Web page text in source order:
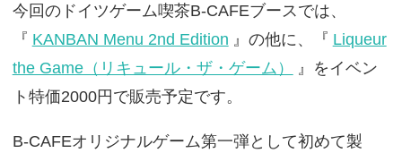
今回のドイツゲーム喫茶B-CAFEブースでは、
『 KANBAN Menu 2nd Edition 』の他に、『 Liqueur
the Game（リキュール・ザ・ゲーム）
』をイベン
ト特価2000円で販売予定です。
B-CAFEオリジナルゲーム第一弾として初めて製